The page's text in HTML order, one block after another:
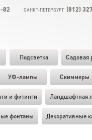
82 САНКТ-ПЕТЕРБУРГ (812)
Подсветка Садовая
УФ-лампы Скиммеры
и фитинги Ландшафтная
фонтаны Декоративные